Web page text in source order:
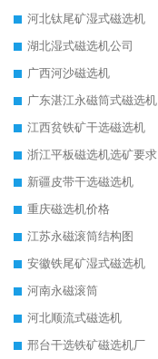
河北钛尾矿湿式磁选机
湖北湿式磁选机公司
广西河沙磁选机
广东湛江永磁筒式磁选机
江西贫铁矿干选磁选机
浙江平板磁选机选矿要求
新疆皮带干选磁选机
重庆磁选机价格
江苏永磁滚筒结构图
安徽铁尾矿湿式磁选机
河南永磁滚筒
河北顺流式磁选机
邢台干选铁矿磁选机厂